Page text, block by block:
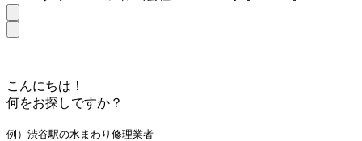
こんにちは！
何をお探しですか？
例）渋谷駅の水まわり修理業者